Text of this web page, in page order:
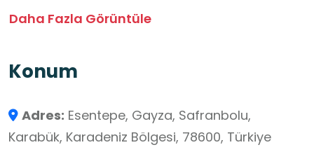
Sultan III. Selim Dönemi'nde sadrazamlık
amacıyla inşa edilmiştir. Uzunluğu 116 metre,
metredir. Tokatlı Kanyonu üzerinde yerden 80
metre yükseklikte yapılan Cam Teras da eşsiz
Daha Fazla Görüntüle
Konum
Adres: Esentepe, Gayza, Safranbolu,
Karabük, Karadeniz Bölgesi, 78600, Türkiye